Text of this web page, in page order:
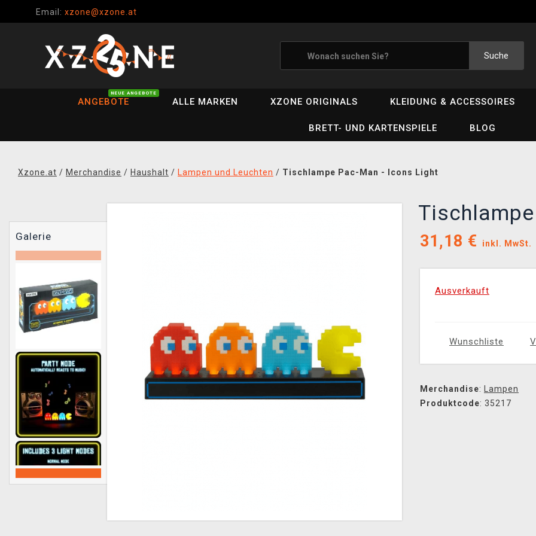
Email: xzone@xzone.at
Suche
ANGEBOTE
NEUE ANGEBOTE
ALLE MARKEN XZONE ORIGINALS KLEIDUNG & ACCESSOIRES
BRETT- UND KARTENSPIELE BLOG
Xzone.at / Merchandise / Haushalt / Lampen und Leuchten / Tischlampe Pac-Man - Icons Light
Galerie 31,18 € inkl. MwSt.
Ausverkauft
Wunschliste
Merchandise:
Lampen
Produktcode: 35217